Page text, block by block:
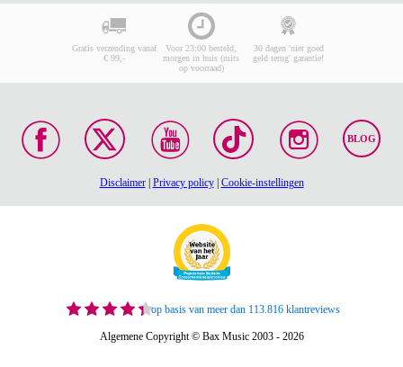
Gratis verzending vanaf
€ 99,-
Voor 23:00 besteld,
morgen in huis (mits
op voorraad)
30 dagen 'niet goed
geld terug' garantie!
BLOG
Disclaimer| Privacy policy| Cookie-instellingen
op basis van meer dan 113.816 klantreviews
Algemene Copyright © Bax Music 2003 - 2026